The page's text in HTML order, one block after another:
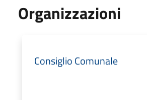
Organizzazioni
Consiglio Comunale